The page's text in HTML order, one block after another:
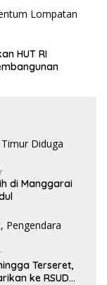
HUT RI
di Manggarai
Terseret,
ke RSUD